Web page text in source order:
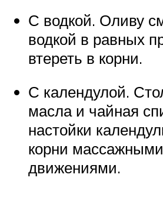
С водкой. Оливу
водкой в равных
втереть в корни.
С календулой.
масла и чайная
настойки
корни массажными
движениями.